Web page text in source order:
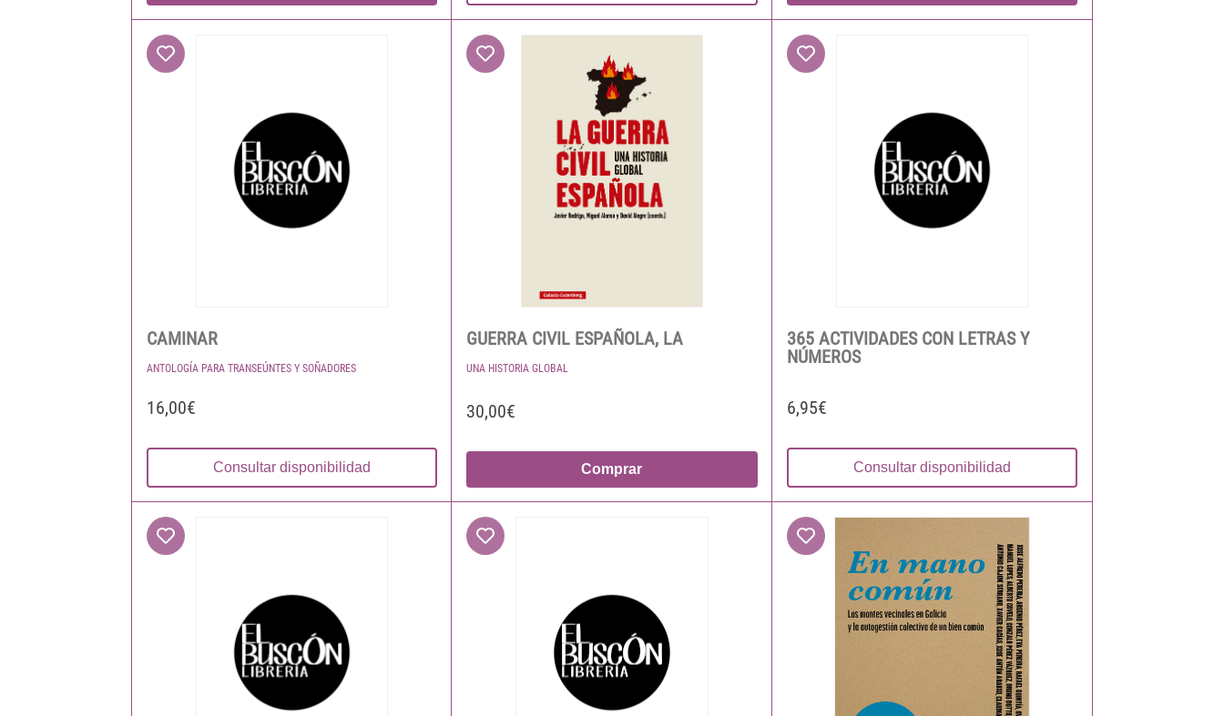
CAMINAR
ANTOLOGÍA PARA TRANSEÚNTES Y SOÑADORES
16,00€
Consultar disponibilidad
GUERRA CIVIL ESPAÑOLA, LA
UNA HISTORIA GLOBAL
30,00€
Comprar
365 ACTIVIDADES CON LETRAS Y
NÚMEROS
6,95€
Consultar disponibilidad